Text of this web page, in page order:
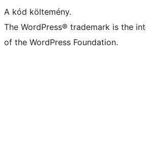
A kód költemény.
The WordPress® trademark is the
of the WordPress Foundation.